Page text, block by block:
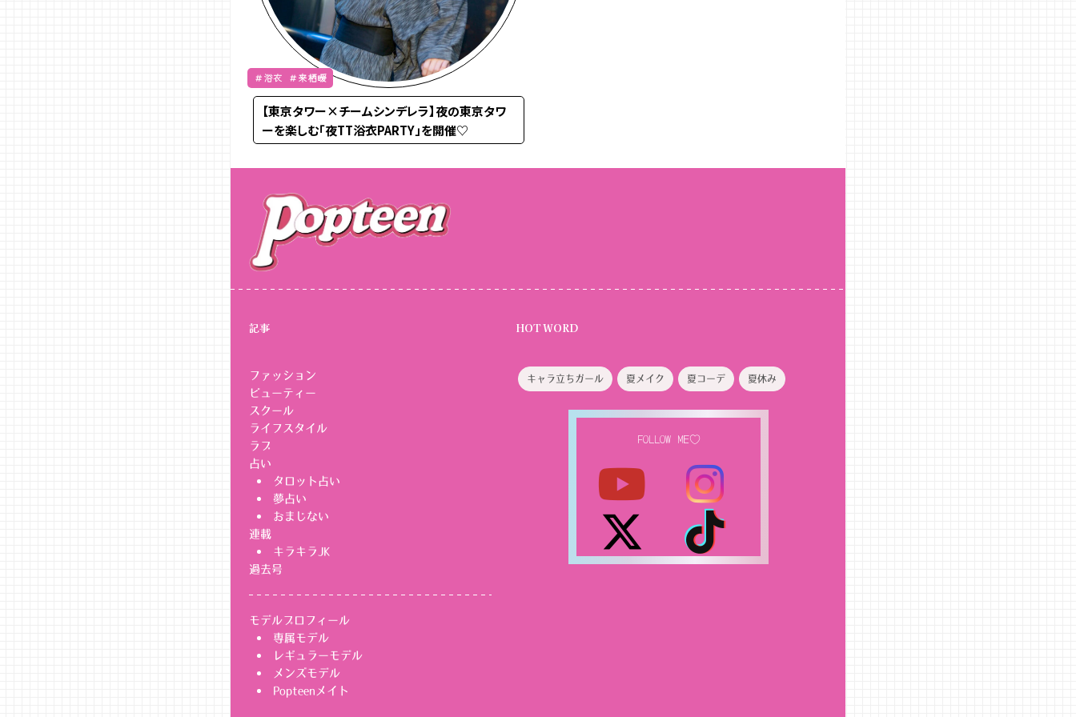
＃浴衣 ＃来栖暖
【東京タワー×チームシンデレラ】夜の東京タワ
ーを楽しむ「夜TT浴衣PARTY」を開催♡
記事
ファッション
ビューティー
スクール
ライフスタイル
ラブ
占い
タロット占い
夢占い
おまじない
連載
キラキラJK
過去号
モデルプロフィール
専属モデル
レギュラーモデル
メンズモデル
Popteenメイト
HOT WORD
キャラ立ちガール 夏メイク 夏コーデ 夏休み
FOLLOW ME♡